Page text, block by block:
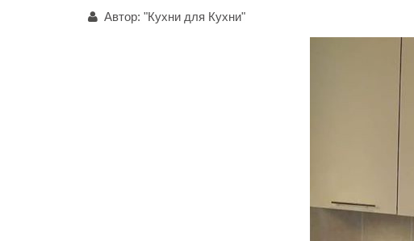
Автор: "Кухни для Кухни"